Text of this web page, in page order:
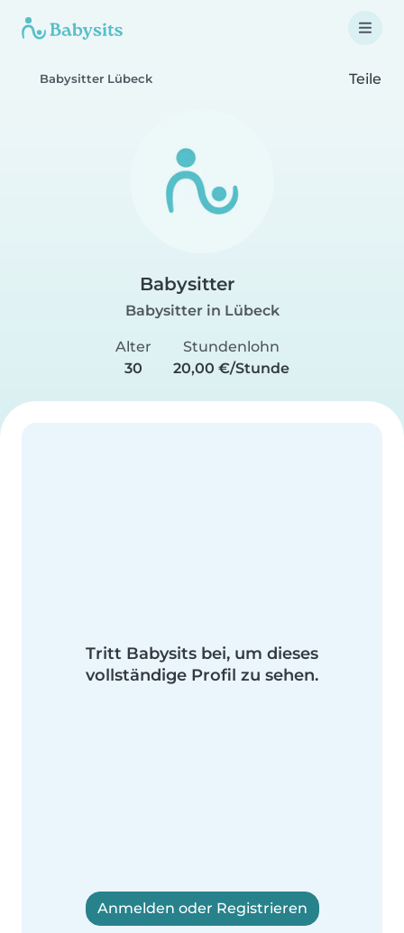
Babysitter Lübeck Teile
Babysitter
Babysitter in Lübeck
Alter
30
Stundenlohn
20,00 €/Stunde
Tritt Babysits bei, um dieses
vollständige Profil zu sehen.
Anmelden oder Registrieren